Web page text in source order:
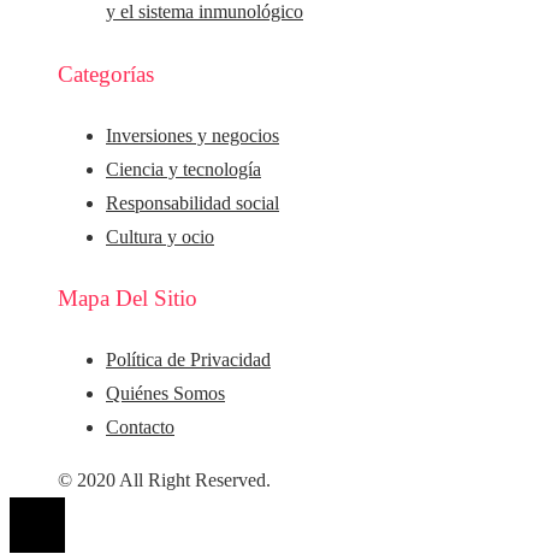
y el sistema inmunológico
Categorías
Inversiones y negocios
Ciencia y tecnología
Responsabilidad social
Cultura y ocio
Mapa Del Sitio
Política de Privacidad
Quiénes Somos
Contacto
© 2020 All Right Reserved.